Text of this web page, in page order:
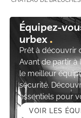
Équipez-
urbex
Prêt à découvrir
Avant de partir à
le meilleur
sécurité.
essentiels pour
VOIR LES